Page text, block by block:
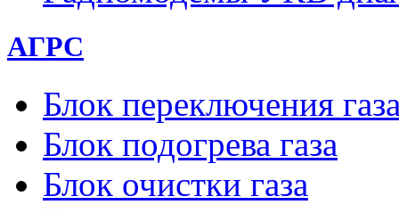
АГРС
Блок переключения
Блок подогрева газа
Блок очистки газа